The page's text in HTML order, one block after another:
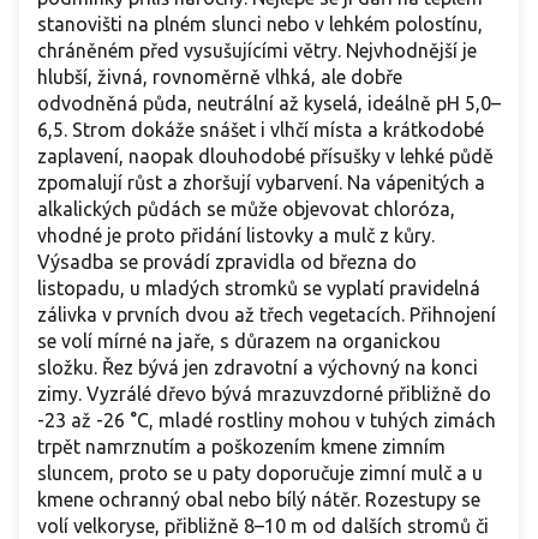
stanovišti na plném slunci nebo v lehkém polostínu,
chráněném před vysušujícími větry. Nejvhodnější je
hlubší, živná, rovnoměrně vlhká, ale dobře
odvodněná půda, neutrální až kyselá, ideálně pH 5,0–
6,5. Strom dokáže snášet i vlhčí místa a krátkodobé
zaplavení, naopak dlouhodobé přísušky v lehké půdě
zpomalují růst a zhoršují vybarvení. Na vápenitých a
alkalických půdách se může objevovat chloróza,
vhodné je proto přidání listovky a mulč z kůry.
Výsadba se provádí zpravidla od března do
listopadu, u mladých stromků se vyplatí pravidelná
zálivka v prvních dvou až třech vegetacích. Přihnojení
se volí mírné na jaře, s důrazem na organickou
složku. Řez bývá jen zdravotní a výchovný na konci
zimy. Vyzrálé dřevo bývá mrazuvzdorné přibližně do
-23 až -26 °C, mladé rostliny mohou v tuhých zimách
trpět namrznutím a poškozením kmene zimním
sluncem, proto se u paty doporučuje zimní mulč a u
kmene ochranný obal nebo bílý nátěr. Rozestupy se
volí velkoryse, přibližně 8–10 m od dalších stromů či